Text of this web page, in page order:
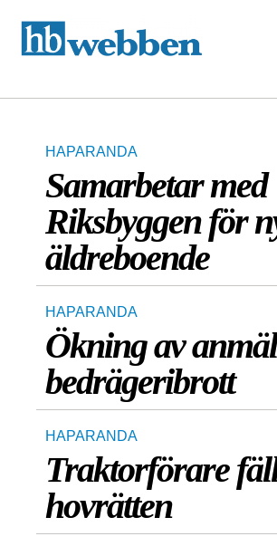
HAPARANDA
Samarbetar med
Riksbyggen för
äldreboende
HAPARANDA
Ökning av
bedrägeribrott
HAPARANDA
Traktorförare
hovrätten